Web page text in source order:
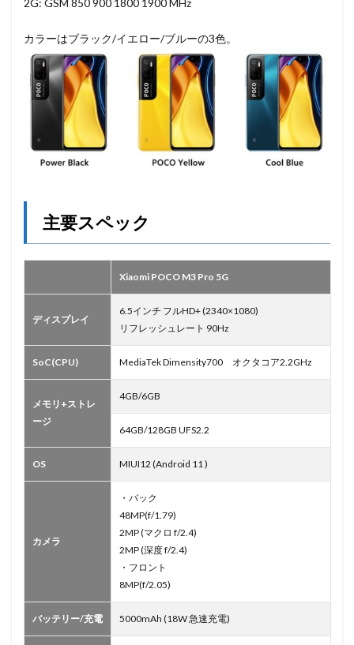
2G: GSM 850 900 1800 1900 MHz
カラーはブラック/イエロー/ブルーの3色。
主要スペック
Xiaomi POCO M3 Pro 5G
ディスプレイ
6.5インチ フルHD+ (2340×1080)
リフレッシュレート 90Hz
SoC(CPU) MediaTek Dimensity700 オクタコア2.2GHz
メモリ+ストレ
ージ
4GB/6GB
64GB/128GB UFS2.2
OS MIUI12 (Android 11 )
カメラ
・バック
48MP(f/1.79)
2MP (マクロ f/2.4)
2MP (深度 f/2.4)
・フロント
8MP(f/2.05)
バッテリー/充電 5000mAh (18W 急速充電)